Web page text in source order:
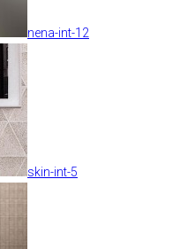
nena-int-12
skin-int-5